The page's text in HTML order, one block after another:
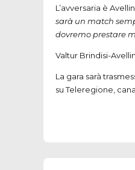
L’avversaria è
sarà un match
dovremo prestare
Valtur Brindisi-
La gara sarà
su Teleregione,